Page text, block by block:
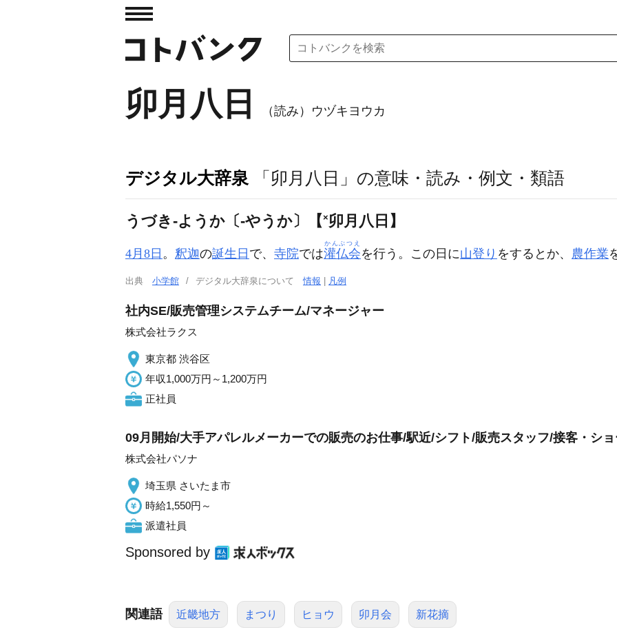
卯月八日 （読み）ウヅキヨウカ
デジタル大辞泉 「卯月八日」の意味・読み・例文・類語
うづき‐ようか〔‐やうか〕【 × 卯月八日】
4月8日 。 釈迦の誕生日 で、 寺院では灌仏会
かんぶつえ
を行う。この日に山登り をするとか、 農作業
出典 小学館 デジタル大辞泉について情報 凡例
社内SE/販売管理システムチーム/マネージャー
株式会社ラクス
東京都 渋谷区
年収1,000万円～1,200万円
正社員
09月開始/大手アパレルメーカーでの販売のお仕事/駅近/シフト/販売スタッフ/接客・シ
株式会社パソナ
埼玉県 さいたま市
時給1,550円～
派遣社員
Sponsored by
関連語 近畿地方 まつり ヒョウ 卯月会 新花摘